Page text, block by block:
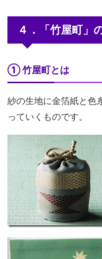
４．「竹屋町」
① 竹屋町とは
紗の生地に金箔紙と色
っていくものです。